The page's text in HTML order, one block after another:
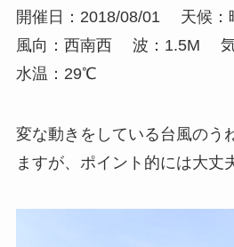
開催日：2018/08/01
天候
風向：西南西
波：1.5M
水温：29℃
変な動きをしている台風のう
ますが、ポイント的には大丈